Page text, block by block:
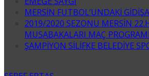
MERSİN FUTBOL’UNDAKİ
2019/2020 SEZONU MERSİN
MUSABAKALARI MAÇ PROGRAMI
ŞAMPİYON SİLİFKE BELEDİYE